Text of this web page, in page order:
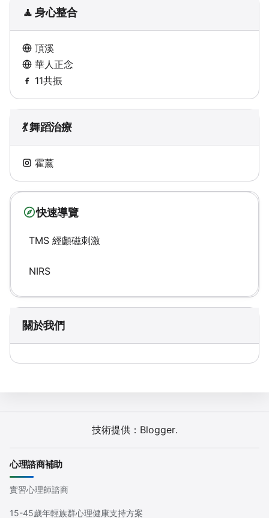
🧘 身心整合
頂溪
華人正念
11共振
💃 舞蹈治療
霍薰
快速導覽
TMS 經顱磁刺激
NIRS
關於我們
技術提供： Blogger.
心理諮商補助
實習心理師諮商
15-45歲年輕族群心理健康支持方案